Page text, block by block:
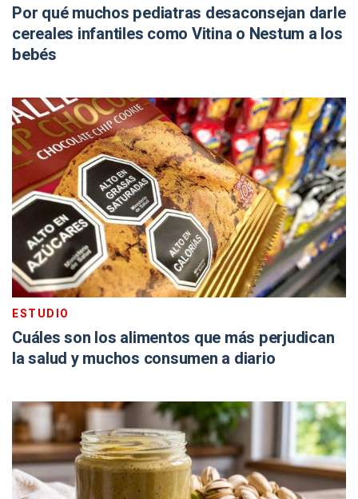
Por qué muchos pediatras desaconsejan darle
cereales infantiles como Vitina o Nestum a los
bebés
ESTUDIO
Cuáles son los alimentos que más perjudican
la salud y muchos consumen a diario